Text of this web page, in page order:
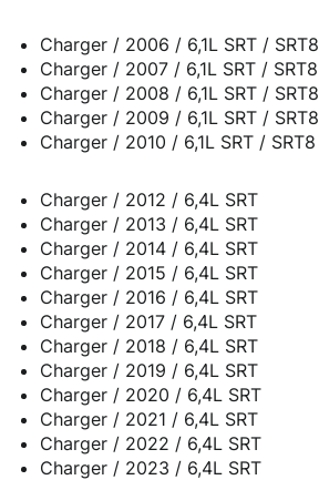
Charger / 2006 / 6,1L SRT / SRT8
Charger / 2007 / 6,1L SRT / SRT8
Charger / 2008 / 6,1L SRT / SRT8
Charger / 2009 / 6,1L SRT / SRT8
Charger / 2010 / 6,1L SRT / SRT8
Charger / 2012 / 6,4L SRT
Charger / 2013 / 6,4L SRT
Charger / 2014 / 6,4L SRT
Charger / 2015 / 6,4L SRT
Charger / 2016 / 6,4L SRT
Charger / 2017 / 6,4L SRT
Charger / 2018 / 6,4L SRT
Charger / 2019 / 6,4L SRT
Charger / 2020 / 6,4L SRT
Charger / 2021 / 6,4L SRT
Charger / 2022 / 6,4L SRT
Charger / 2023 / 6,4L SRT